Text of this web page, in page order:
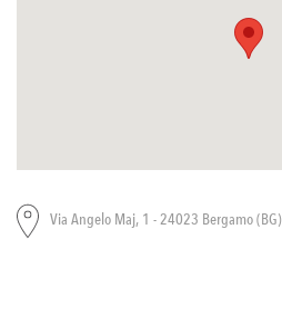
Via Angelo Maj, 1 - 24023 Bergamo (BG)